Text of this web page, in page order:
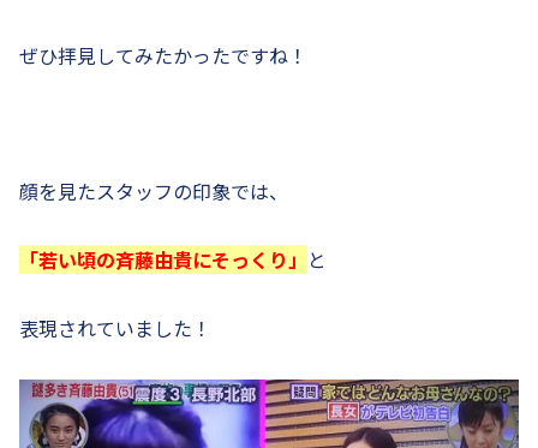
ぜひ拝見してみたかったですね！
顔を見たスタッフの印象では、
「若い頃の斉藤由貴にそっくり」 と
表現されていました！